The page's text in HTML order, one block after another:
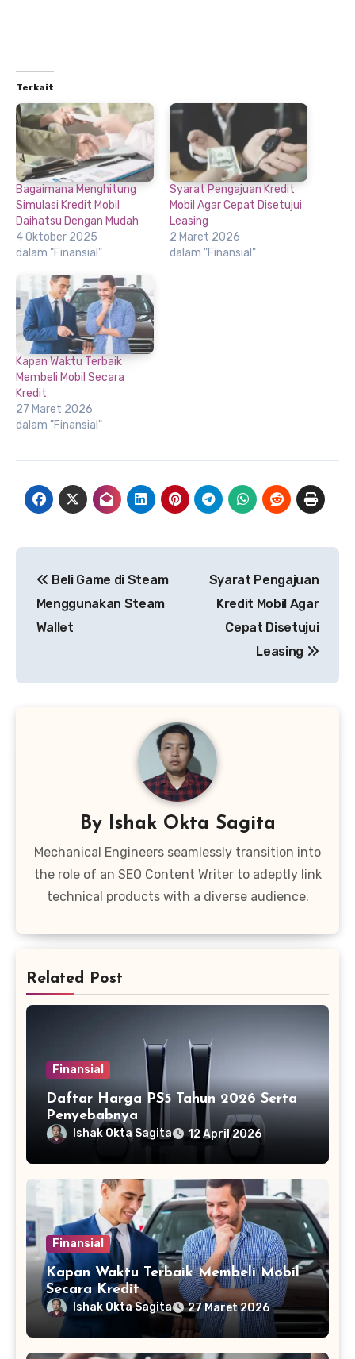
Terkait
Bagaimana Menghitung
Simulasi Kredit Mobil
Daihatsu Dengan Mudah
4 Oktober 2025
dalam "Finansial"
Syarat Pengajuan Kredit
Mobil Agar Cepat Disetujui
Leasing
2 Maret 2026
dalam "Finansial"
Kapan Waktu Terbaik
Membeli Mobil Secara
Kredit
27 Maret 2026
dalam "Finansial"
pos
Beli Game di Steam
Menggunakan Steam
Wallet
Syarat Pengajuan
Kredit Mobil Agar
Cepat Disetujui
Leasing
By Ishak Okta Sagita
Mechanical Engineers seamlessly transition into
the role of an SEO Content Writer to adeptly link
technical products with a diverse audience.
Related Post
Finansial
Daftar Harga PS5 Tahun 2026 Serta
Penyebabnya
Ishak Okta Sagita 12 April 2026
Finansial
Kapan Waktu Terbaik Membeli Mobil
Secara Kredit
Ishak Okta Sagita 27 Maret 2026